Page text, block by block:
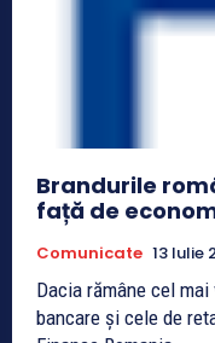
Brandurile
față de
Comunicate 13 Iulie
Dacia rămâne cel mai
bancare și cele de